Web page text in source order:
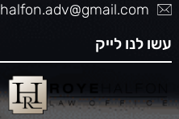
halfon.adv@gmail.com
עשו לנו לייק